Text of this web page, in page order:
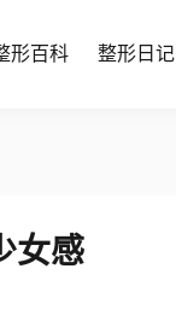
形百科 整形日记
女感